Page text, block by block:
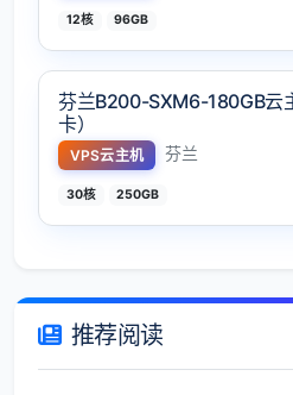
12核 96GB
芬兰B200-SXM6-180GB云
卡）
VPS云主机 芬兰
30核 250GB
推荐阅读